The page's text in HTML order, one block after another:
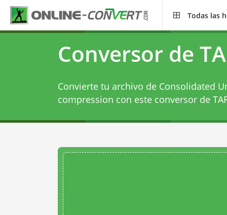
Todas las
Conversor de
Convierte tu archivo de Consolidated
compression con este conversor de